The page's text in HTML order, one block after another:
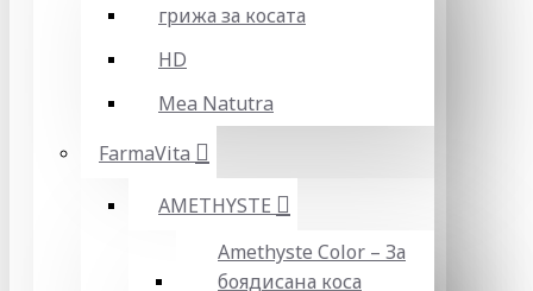
грижа за косата
HD
Mea Natutra
FarmaVita
AMETHYSTE
Amethyste Color – За
боядисана коса